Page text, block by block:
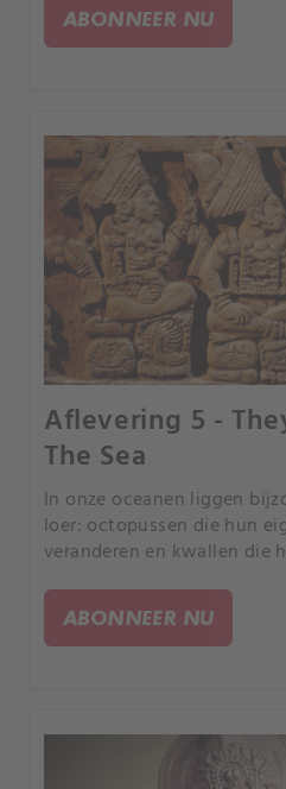
ABONNEER NU
Aflevering 5 -
The Sea
In onze oceanen liggen
loer: octopussen die hun
veranderen en kwallen die
petrischaaltje voor
experimenten?.
ABONNEER NU